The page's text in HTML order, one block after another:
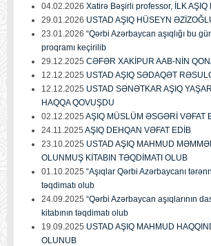
04.02.2026 Xatirə Bəşirli professor, İLK AŞIQ
29.01.2026 USTAD AŞIQ HÜSEYN
23.01.2026 “Qərbi Azərbaycan aşıqlığı bu
proqramı keçirilib
29.12.2025 CƏFƏR XAKİPUR AAB-NİN
12.12.2025 USTAD AŞIQ SƏDAQƏT
12.12.2025 USTAD SƏNƏTKAR AŞIQ
HAQQA QOVUŞDU
02.12.2025 AŞIQ MÜSLÜM ƏSGƏRİ VƏFAT
24.11.2025 AŞIQ DEHQAN VƏFAT EDİB
23.10.2025 USTAD AŞIQ MAHMUD
OLUNMUŞ KİTABIN TƏQDİMATI OLUB
01.10.2025 “Aşıqlar Qərbi Azərbaycanı
təqdimatı olub
24.09.2025 “Qərbi Azərbaycan aşıqlarının
kitabının təqdimatı olub
19.09.2025 USTAD AŞIQ MAHMUD
OLUNUB